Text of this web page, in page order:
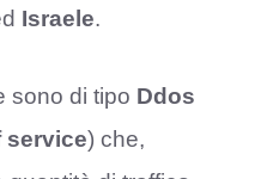
Israele.
sono di tipo Ddos
service) che,